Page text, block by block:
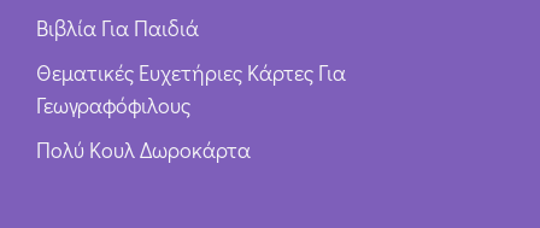
Βιβλία Για Παιδιά
Θεματικές Ευχετήριες Κάρτες Για
Γεωγραφόφιλους
Πολύ Κουλ Δωροκάρτα